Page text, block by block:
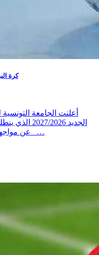
كرة
أعلنت الجامعة
عن مواجهات قوية في الجولة الأولى:نسر طبلبة _…